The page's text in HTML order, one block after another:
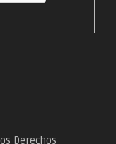
Derechos